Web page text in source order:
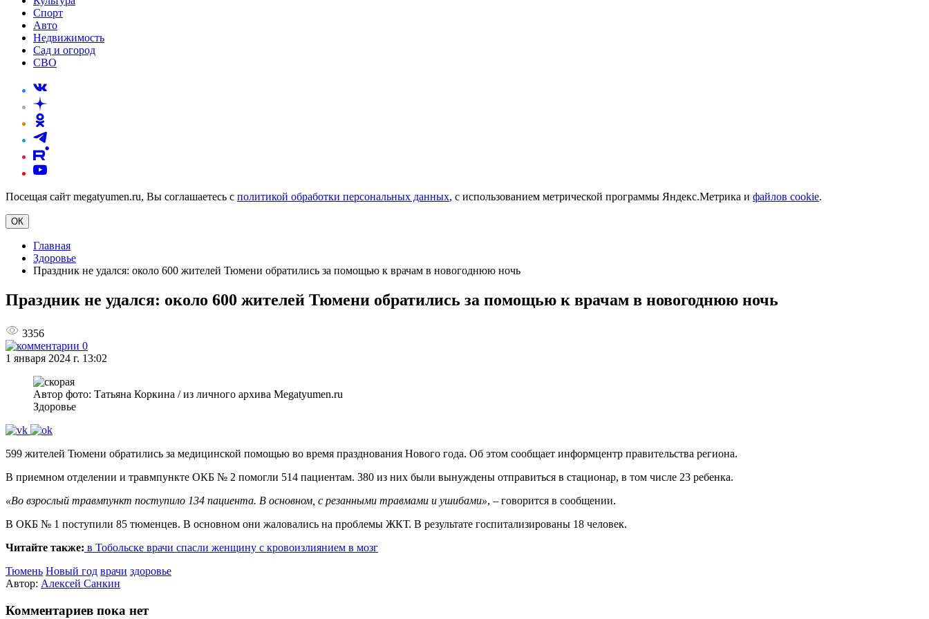
Спорт
Авто
Недвижимость
Сад и огород
СВО
Посещая сайт megatyumen.ru, Вы соглашаетесь с политикой обработки персональных данных, с использованием метрической программы Яндекс.Метрика и файлов cookie.
ОК
Главная
Здоровье
Праздник не удался: около 600 жителей Тюмени обратились за помощью к врачам в новогоднюю ночь
Праздник не удался: около 600 жителей Тюмени обратились за помощью к врачам в новогоднюю ночь
3356
0
1 января 2024 г. 13:02
Автор фото: Татьяна Коркина / из личного архива Megatyumen.ru
Здоровье
599 жителей Тюмени обратились за медицинской помощью во время празднования Нового года. Об этом сообщает информцентр правительства региона.
В приемном отделении и травмпункте ОКБ № 2 помогли 514 пациентам. 380 из них были вынуждены отправиться в стационар, в том числе 23 ребенка.
«Во взрослый травмпункт поступило 134 пациента. В основном, с резанными травмами и ушибами», – говорится в сообщении.
В ОКБ № 1 поступили 85 тюменцев. В основном они жаловались на проблемы ЖКТ. В результате госпитализированы 18 человек.
Читайте также: в Тобольске врачи спасли женщину с кровоизлиянием в мозг
Тюмень Новый год врачи здоровье
Автор: Алексей Санкин
Комментариев пока нет